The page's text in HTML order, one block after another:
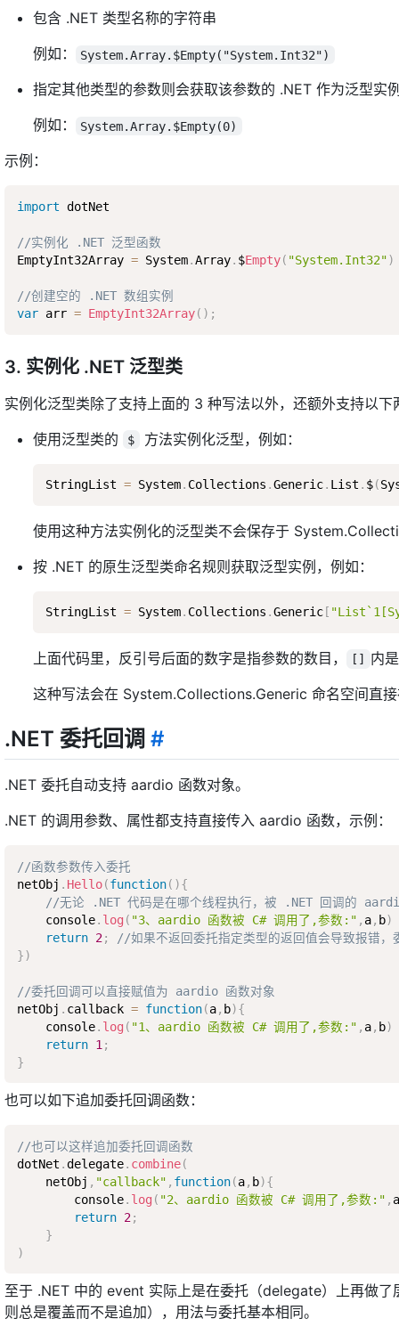
包含 .NET 类型名称的字符串
例如：
System.Array.$Empty("System.Int32")
指定其他类型的参数则会获取该参数的 .NET 作为泛型实
例如：
System.Array.$Empty(0)
示例：
import dotNet
//实例化 .NET 泛型函数
EmptyInt32Array = System.Array. $Empty( "System.Int32")
//创建空的 .NET 数组实例
var arr = EmptyInt32Array( ) ;
3. 实例化 .NET 泛型类
实例化泛型类除了支持上面的 3 种写法以外，还额外支持以下
使用泛型类的
$ 方法实例化泛型，例如：
StringList = System. Collections .Generic. List . $(
使用这种方法实例化的泛型类不会保存于
按 .NET 的原生泛型类命名规则获取泛型实例，例如：
StringList = System. Collections .Generic[
上面代码里，反引号后面的数字是指参数的数目， []
内
这种写法会在 System.Collections.Generic 命名空间直
.NET 委托回调 #
.NET 委托自动支持 aardio 函数对象。
.NET 的调用参数、属性都支持直接传入 aardio 函数，示例：
//函数参数传入委托
netObj . Hello(function( ){
//无论 .NET 代码是在哪个线程执行，被 .NET 回调的
    console
. log ( "3、aardio 函数被 C# 调用了,参数:" , a, b)
return 2;
//如果不返回委托指定类型的返回值会导致报错
})
//委托回调可以直接赋值为 aardio 函数对象
netObj . callback = function(a, b){
    console
. log ( "1、aardio 函数被 C# 调用了,参数:" , a, b)
return 1 ;
}
也可以如下追加委托回调函数：
//也可以这样追加委托回调函数
dotNet .delegate. combine(
    netObj
, "callback" , function(a, b){
        console
. log ( "2、aardio 函数被 C# 调用了,参数:" , a
return 2;
}
)
至于 .NET 中的 event 实际上是在委托（delegate）上再做
则总是覆盖而不是追加），用法与委托基本相同。